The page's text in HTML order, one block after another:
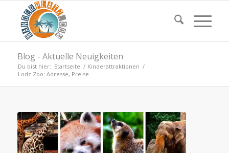
Blog - Aktuelle Neuigkeiten
Du bist hier: Startseite / Kinderattraktionen /
Lodz Zoo: Adresse, Preise